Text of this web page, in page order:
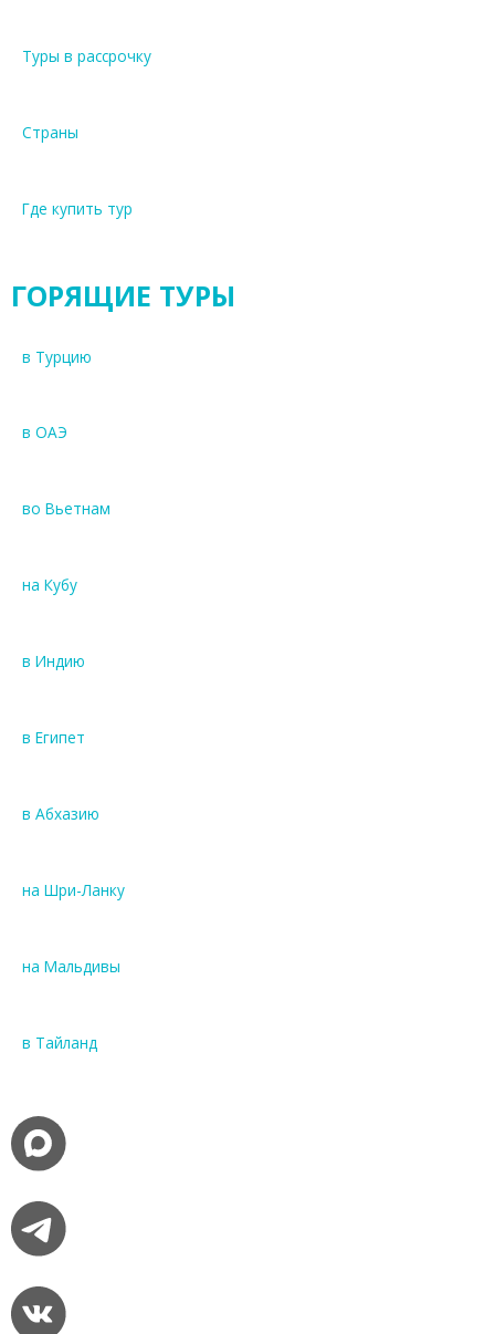
Туры в рассрочку
Страны
Где купить тур
ГОРЯЩИЕ ТУРЫ
в Турцию
в ОАЭ
во Вьетнам
на Кубу
в Индию
в Египет
в Абхазию
на Шри-Ланку
на Мальдивы
в Тайланд